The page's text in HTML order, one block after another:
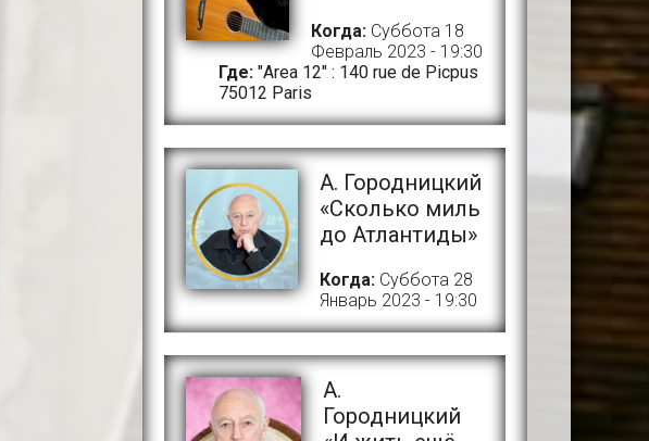
Когда: Суббота 18
Февраль 2023 - 19:30
Где: "Area 12" : 140 rue de Picpus
75012 Paris
А. Городницкий
«Сколько миль
до Атлантиды»
Когда: Суббота 28
Январь 2023 - 19:30
A.
Городницкий